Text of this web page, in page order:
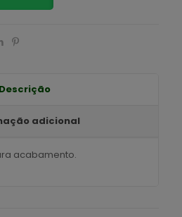
Descrição
adicional
acabamento.